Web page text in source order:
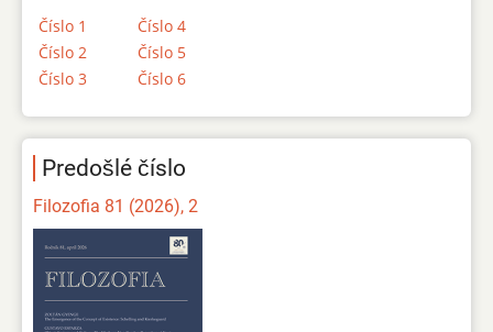
Číslo 1
Číslo 2
Číslo 3
Číslo 4
Číslo 5
Číslo 6
Predošlé číslo
Filozofia 81 (2026), 2